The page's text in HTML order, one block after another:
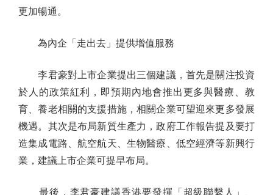
更加暢通。
為內企「走出去」提供增值服務
李君豪對上市企業提出三個建議，首先是關注投資
於人的政策紅利，即預期內地會推出更多與醫療、教
育、養老相關的支援措施，相關企業可望迎來更多發展
機遇。其次是布局新質生產力，政府工作報告提及要打
造集成電路、航空航天、生物醫療、低空經濟等新興行
業，建議上市企業可提早布局。
最後，李君豪建議香港要發揮「超級聯繫人」、